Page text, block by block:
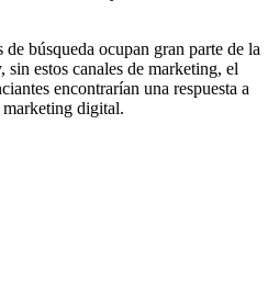
de búsqueda ocupan gran parte de la
estos canales de marketing, el
encontrarían una respuesta a
marketing digital.